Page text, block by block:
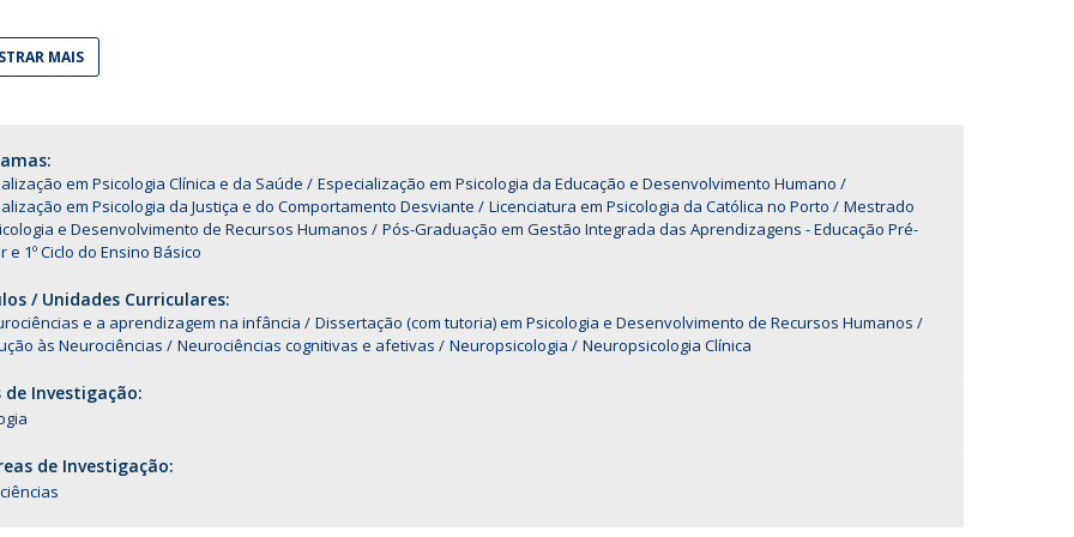
Associação de Antigos Alunos de Psicologia
MAIS
em Psicologia Clínica e da Saúde
Especialização em Psicologia da Educação e Desenvolvimento Humano
em Psicologia da Justiça e do Comportamento Desviante
Licenciatura em Psicologia da Católica no Porto
Mestrado
e Desenvolvimento de Recursos Humanos
Pós-Graduação em Gestão Integrada das Aprendizagens - Educação Pré-
e 1º Ciclo do Ensino Básico
/ Unidades Curriculares:
e a aprendizagem na infância
Dissertação (com tutoria) em Psicologia e Desenvolvimento de Recursos Humanos
às Neurociências
Neurociências cognitivas e afetivas Neuropsicologia Neuropsicologia Clínica
de Investigação:
de Investigação: